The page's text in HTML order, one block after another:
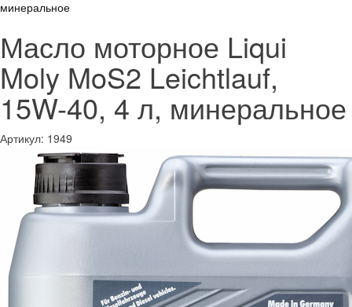
минеральное
Масло моторное Liqui
Moly MoS2 Leichtlauf,
15W-40, 4 л, минеральное
Артикул: 1949